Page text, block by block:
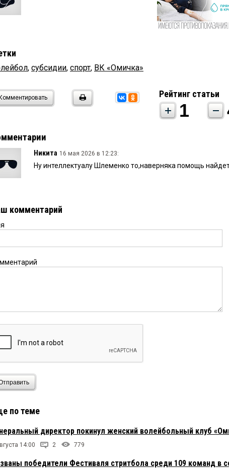
, субсидии, спорт, ВК «Омичка»
Комментировать Рейтинг статьи
1
Никита 16 мая 2026 в 12:23:
Ну интеллектуалу Шлеменко то,наверняка помощь
комментарий
по теме
директор покинул женский волейбольный клуб
14:00 2 779
победители Фестиваля стритбола среди 109 команд в